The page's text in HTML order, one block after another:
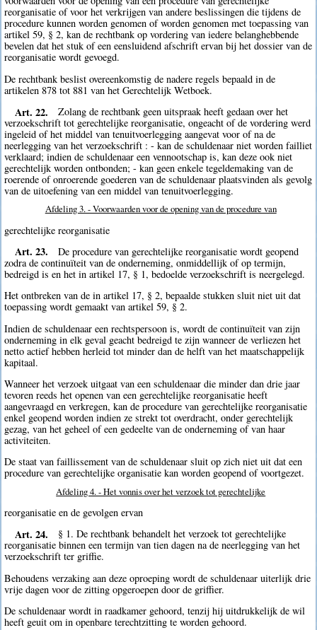
reorganisatie of voor het verkrijgen van andere beslissingen die tijdens de
procedure kunnen worden genomen of worden genomen met toepassing van
artikel 59, § 2, kan de rechtbank op vordering van iedere belanghebbende
bevelen dat het stuk of een eensluidend afschrift ervan bij het dossier van de
reorganisatie wordt gevoegd.
De rechtbank beslist overeenkomstig de nadere regels bepaald in de
artikelen 878 tot 881 van het Gerechtelijk Wetboek.
Art. 22.
Zolang de rechtbank geen uitspraak heeft gedaan over het
verzoekschrift tot gerechtelijke reorganisatie, ongeacht of de vordering werd
ingeleid of het middel van tenuitvoerlegging aangevat voor of na de
neerlegging van het verzoekschrift : - kan de schuldenaar niet worden failliet
verklaard; indien de schuldenaar een vennootschap is, kan deze ook niet
gerechtelijk worden ontbonden; - kan geen enkele tegeldemaking van de
roerende of onroerende goederen van de schuldenaar plaatsvinden als gevolg
van de uitoefening van een middel van tenuitvoerlegging.
Afdeling 3. - Voorwaarden voor de opening van de procedure van
gerechtelijke reorganisatie
Art. 23.
De procedure van gerechtelijke reorganisatie wordt geopend
zodra de continuïteit van de onderneming, onmiddellijk of op termijn,
bedreigd is en het in artikel 17, § 1, bedoelde verzoekschrift is neergelegd.
Het ontbreken van de in artikel 17, § 2, bepaalde stukken sluit niet uit dat
toepassing wordt gemaakt van artikel 59, § 2.
Indien de schuldenaar een rechtspersoon is, wordt de continuïteit van zijn
onderneming in elk geval geacht bedreigd te zijn wanneer de verliezen het
netto actief hebben herleid tot minder dan de helft van het maatschappelijk
kapitaal.
Wanneer het verzoek uitgaat van een schuldenaar die minder dan drie jaar
tevoren reeds het openen van een gerechtelijke reorganisatie heeft
aangevraagd en verkregen, kan de procedure van gerechtelijke reorganisatie
enkel geopend worden indien ze strekt tot overdracht, onder gerechtelijk
gezag, van het geheel of een gedeelte van de onderneming of van haar
activiteiten.
De staat van faillissement van de schuldenaar sluit op zich niet uit dat een
procedure van gerechtelijke organisatie kan worden geopend of voortgezet.
Afdeling 4. - Het vonnis over het verzoek tot gerechtelijke
reorganisatie en de gevolgen ervan
Art. 24.
§ 1. De rechtbank behandelt het verzoek tot gerechtelijke
reorganisatie binnen een termijn van tien dagen na de neerlegging van het
verzoekschrift ter griffie.
Behoudens verzaking aan deze oproeping wordt de schuldenaar uiterlijk drie
vrije dagen voor de zitting opgeroepen door de griffier.
De schuldenaar wordt in raadkamer gehoord, tenzij hij uitdrukkelijk de wil
heeft geuit om in openbare terechtzitting te worden gehoord.